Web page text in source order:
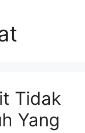
Tidak
Yang